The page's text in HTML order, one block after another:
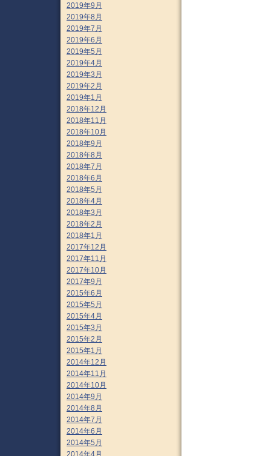
2019年9月
2019年8月
2019年7月
2019年6月
2019年5月
2019年4月
2019年3月
2019年2月
2019年1月
2018年12月
2018年11月
2018年10月
2018年9月
2018年8月
2018年7月
2018年6月
2018年5月
2018年4月
2018年3月
2018年2月
2018年1月
2017年12月
2017年11月
2017年10月
2017年9月
2015年6月
2015年5月
2015年4月
2015年3月
2015年2月
2015年1月
2014年12月
2014年11月
2014年10月
2014年9月
2014年8月
2014年7月
2014年6月
2014年5月
2014年4月